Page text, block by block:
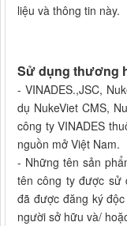
liệu và thông tin này.
Sử dụng thương
- VINADES.,JSC,
dụ NukeViet CMS,
công ty VINADES
nguồn mở Việt Nam.
- Những tên sản
tên công ty được sử
đã được đăng ký
người sở hữu và/